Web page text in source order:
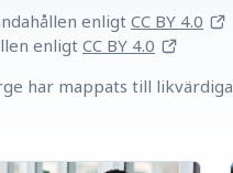
enligt CC BY 4.0
enligt CC BY 4.0
har mappats till likvärdiga